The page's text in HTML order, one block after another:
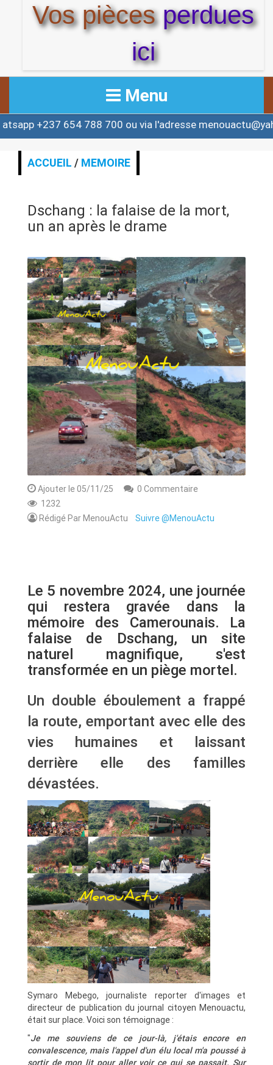
Vos piècesperdues
ici
Menu
ACCUEIL
ACTUALITE
ART & CULTURE & TRADITION
ASSAINISSEMENT
BREAKING-NEWS
CAMEROUN
PLUS
788 700 ou via l'adresse menouactu@yahoo.com
ACCUEIL / MEMOIRE
Dschang : la falaise de la mort,
un an après le drame
Ajouter le 05/11/25
0 Commentaire
1232
Rédigé Par MenouActu Suivre @MenouActu
Le 5 novembre 2024, une journée
qui restera gravée dans la
mémoire des Camerounais. La
falaise de Dschang, un site
naturel magnifique, s'est
transformée en un piège mortel.
Un double éboulement a frappé
la route, emportant avec elle des
vies humaines et laissant
derrière elle des familles
dévastées.
Symaro Mebego, journaliste reporter d'images et
directeur de publication du journal citoyen Menouactu,
était sur place. Voici son témoignage :
"Je me souviens de ce jour-là, j'étais encore en
convalescence, mais l'appel d'un élu local m'a poussé à
sortir de mon lit pour aller voir ce qui se passait. Sur